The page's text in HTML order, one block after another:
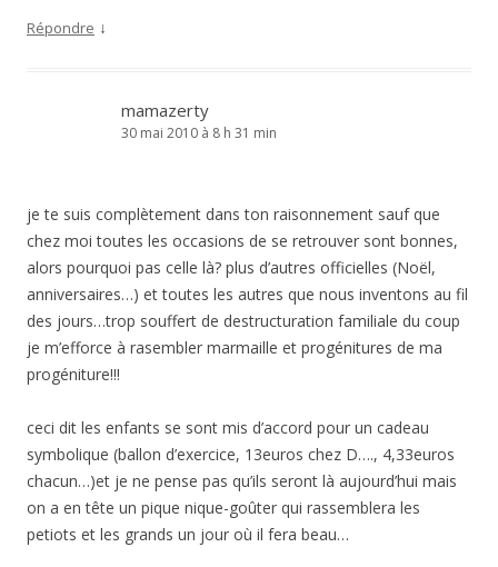
Répondre ↓
mamazerty
30 mai 2010 à 8 h 31 min
je te suis complètement dans ton raisonnement sauf que
chez moi toutes les occasions de se retrouver sont bonnes,
alors pourquoi pas celle là? plus d’autres officielles (Noël,
anniversaires…) et toutes les autres que nous inventons au fil
des jours…trop souffert de destructuration familiale du coup
je m’efforce à rasembler marmaille et progénitures de ma
progéniture!!!
ceci dit les enfants se sont mis d’accord pour un cadeau
symbolique (ballon d’exercice, 13euros chez D…., 4,33euros
chacun…)et je ne pense pas qu’ils seront là aujourd’hui mais
on a en tête un pique nique-goûter qui rassemblera les
petiots et les grands un jour où il fera beau…